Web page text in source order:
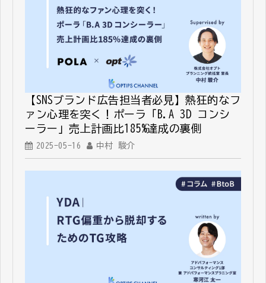
【SNSブランド広告担当者必見】熱狂的なフ
ァン心理を突く！ポーラ「B.A 3D コンシ
ーラー」売上計画比185%達成の裏側
2025-05-16 中村 駿介